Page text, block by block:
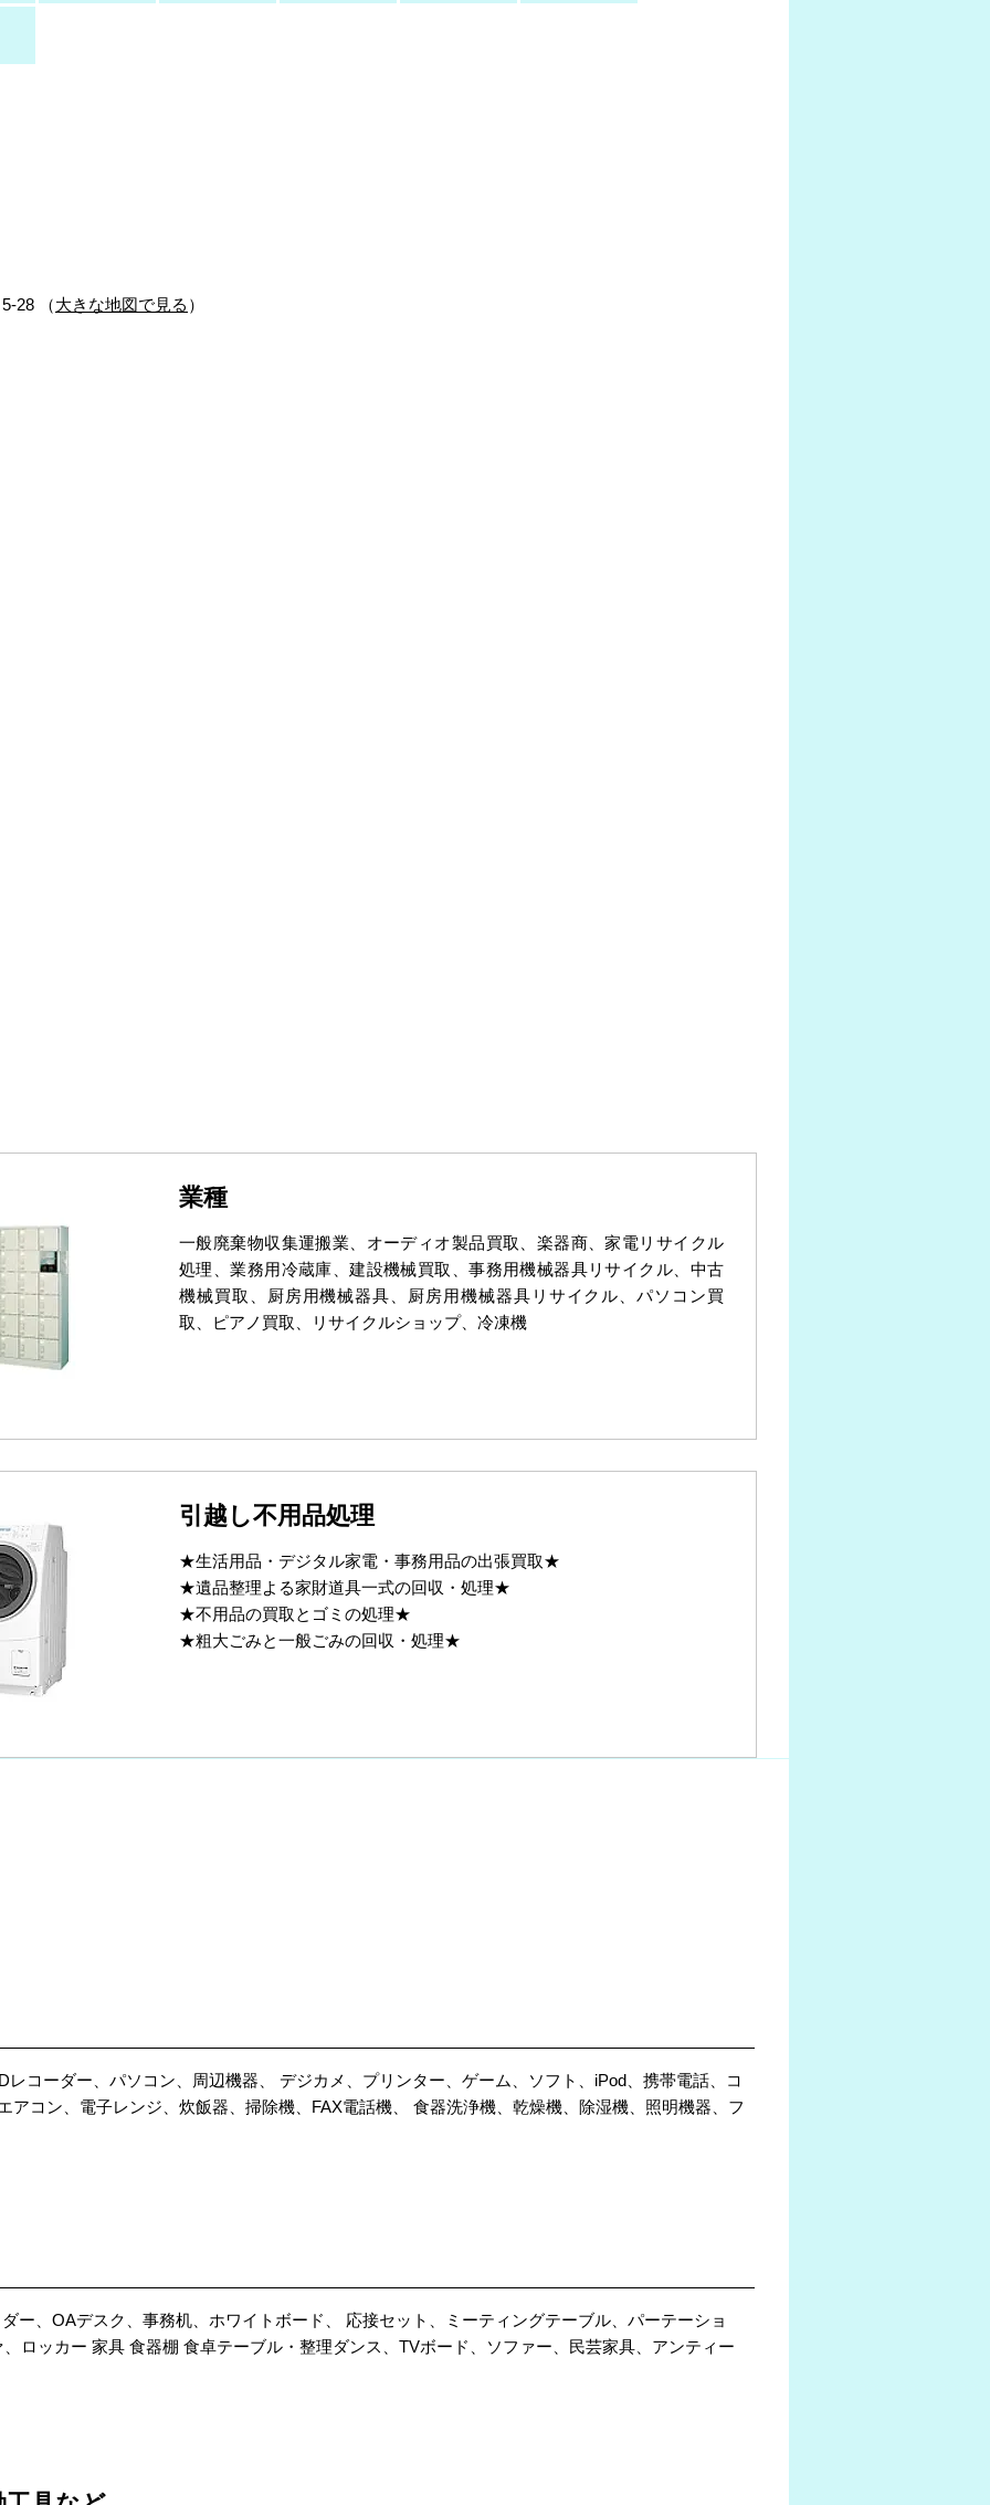
28 （大きな地図で見る ）
業種
一般廃棄物収集運搬業、オーディオ製品買取、楽器商、家電リサイクル
処理、業務用冷蔵庫、建設機械買取、事務用機械器具リサイクル、中古
機械買取、厨房用機械器具、厨房用機械器具リサイクル、パソコン買
取、ピアノ買取、リサイクルショップ、冷凍機
引越し不用品処理
★生活用品・デジタル家電・事務用品の出張買取★
★遺品整理よる家財道具一式の回収・処理★
★不用品の買取とゴミの処理★
★粗大ごみと一般ごみの回収・処理★
コーダー、パソコン、周辺機器、 デジカメ、プリンター、ゲーム、ソフト、iPod、携帯電話、コ
アコン、電子レンジ、炊飯器、掃除機、FAX電話機、 食器洗浄機、乾燥機、除湿機、照明機器、フ
ー、OAデスク、事務机、ホワイトボード、 応接セット、ミーティングテーブル、パーテーショ
ロッカー 家具 食器棚 食卓テーブル・整理ダンス、TVボード、ソファー、民芸家具、アンティー